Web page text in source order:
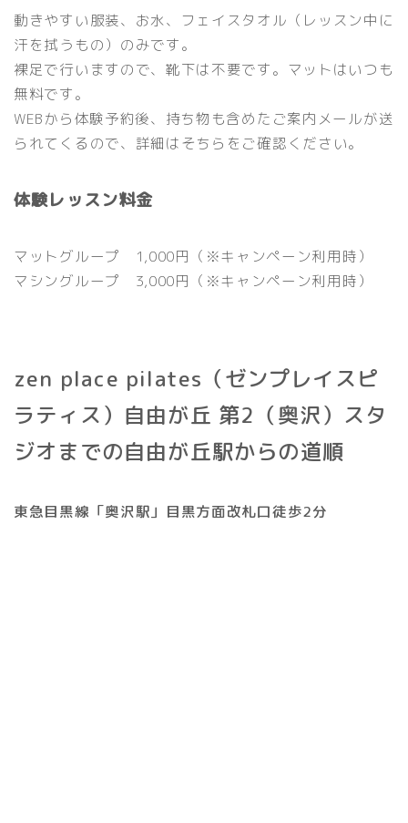
動きやすい服装、お水、フェイスタオル（レッスン中に
汗を拭うもの）のみです。
裸足で行いますので、靴下は不要です。マットはいつも
無料です。
WEBから体験予約後、持ち物も含めたご案内メールが送
られてくるので、詳細はそちらをご確認ください。
体験レッスン料金
マットグループ 1,000円 （※キャンペーン利用時）
マシングループ 3,000円 （※キャンペーン利用時）
zen place pilates（ゼンプレイスピ
ラティス）自由が丘 第2（奥沢）スタ
ジオまでの自由が丘駅からの道順
東急目黒線「奥沢駅」目黒方面改札口徒歩2分